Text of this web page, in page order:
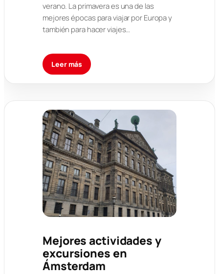
verano. La primavera es una de las
mejores épocas para viajar por Europa y
también para hacer viajes…
Leer más
Mejores actividades y
excursiones en
Ámsterdam